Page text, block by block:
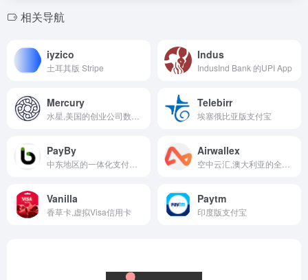
相关导航
iyzico
土耳其版 Stripe
Indus
IndusInd Bank 的UPI App
Mercury Telebirr
埃塞俄比亚版支付宝
PayBy Airwallex
Vanilla
香草卡,虚拟Visa信用卡
Paytm
印度版支付宝